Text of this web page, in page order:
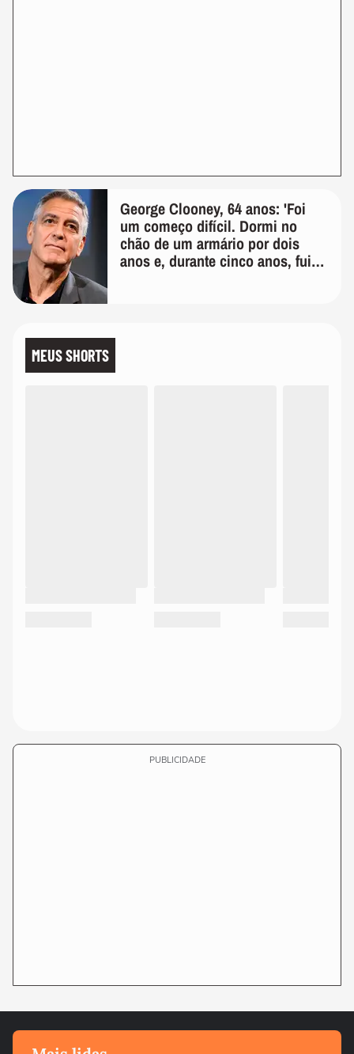
George Clooney, 64 anos: 'Foi
um começo difícil. Dormi no
chão de um armário por dois
anos e, durante cinco anos, fui
MEUS SHORTS
PUBLICIDADE